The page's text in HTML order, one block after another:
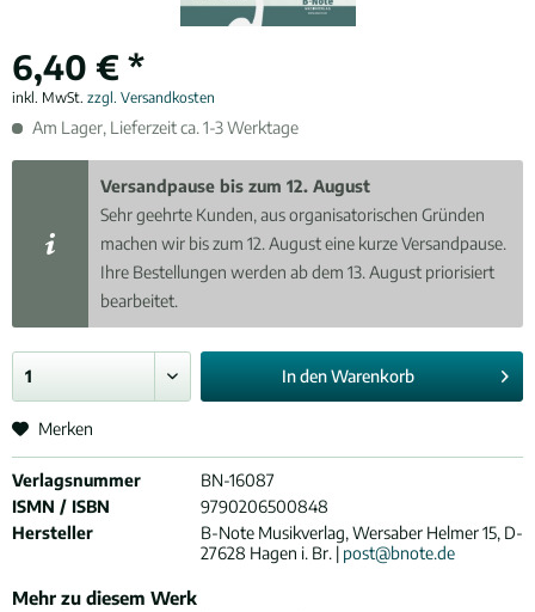
6,40 € *
inkl. MwSt. zzgl. Versandkosten
Am Lager, Lieferzeit ca. 1-3 Werktage
Versandpause bis zum 12. August
Sehr geehrte Kunden, aus organisatorischen Gründen
machen wir bis zum 12. August eine kurze Versandpause.
Ihre Bestellungen werden ab dem 13. August priorisiert
bearbeitet.
In denWarenkorb
Merken
Verlagsnummer
BN-16087
ISMN / ISBN
9790206500848
Hersteller
B-Note Musikverlag, Wersaber Helmer 15, D-
27628 Hagen i. Br. | post@bnote.de
Mehr zu diesem Werk